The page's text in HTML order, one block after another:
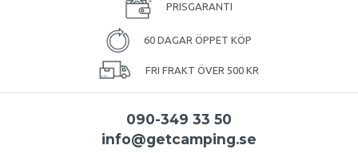
PRISGARANTI
60 DAGAR ÖPPET KÖP
FRI FRAKT ÖVER 500 KR
090-349 33 50
info@getcamping.se